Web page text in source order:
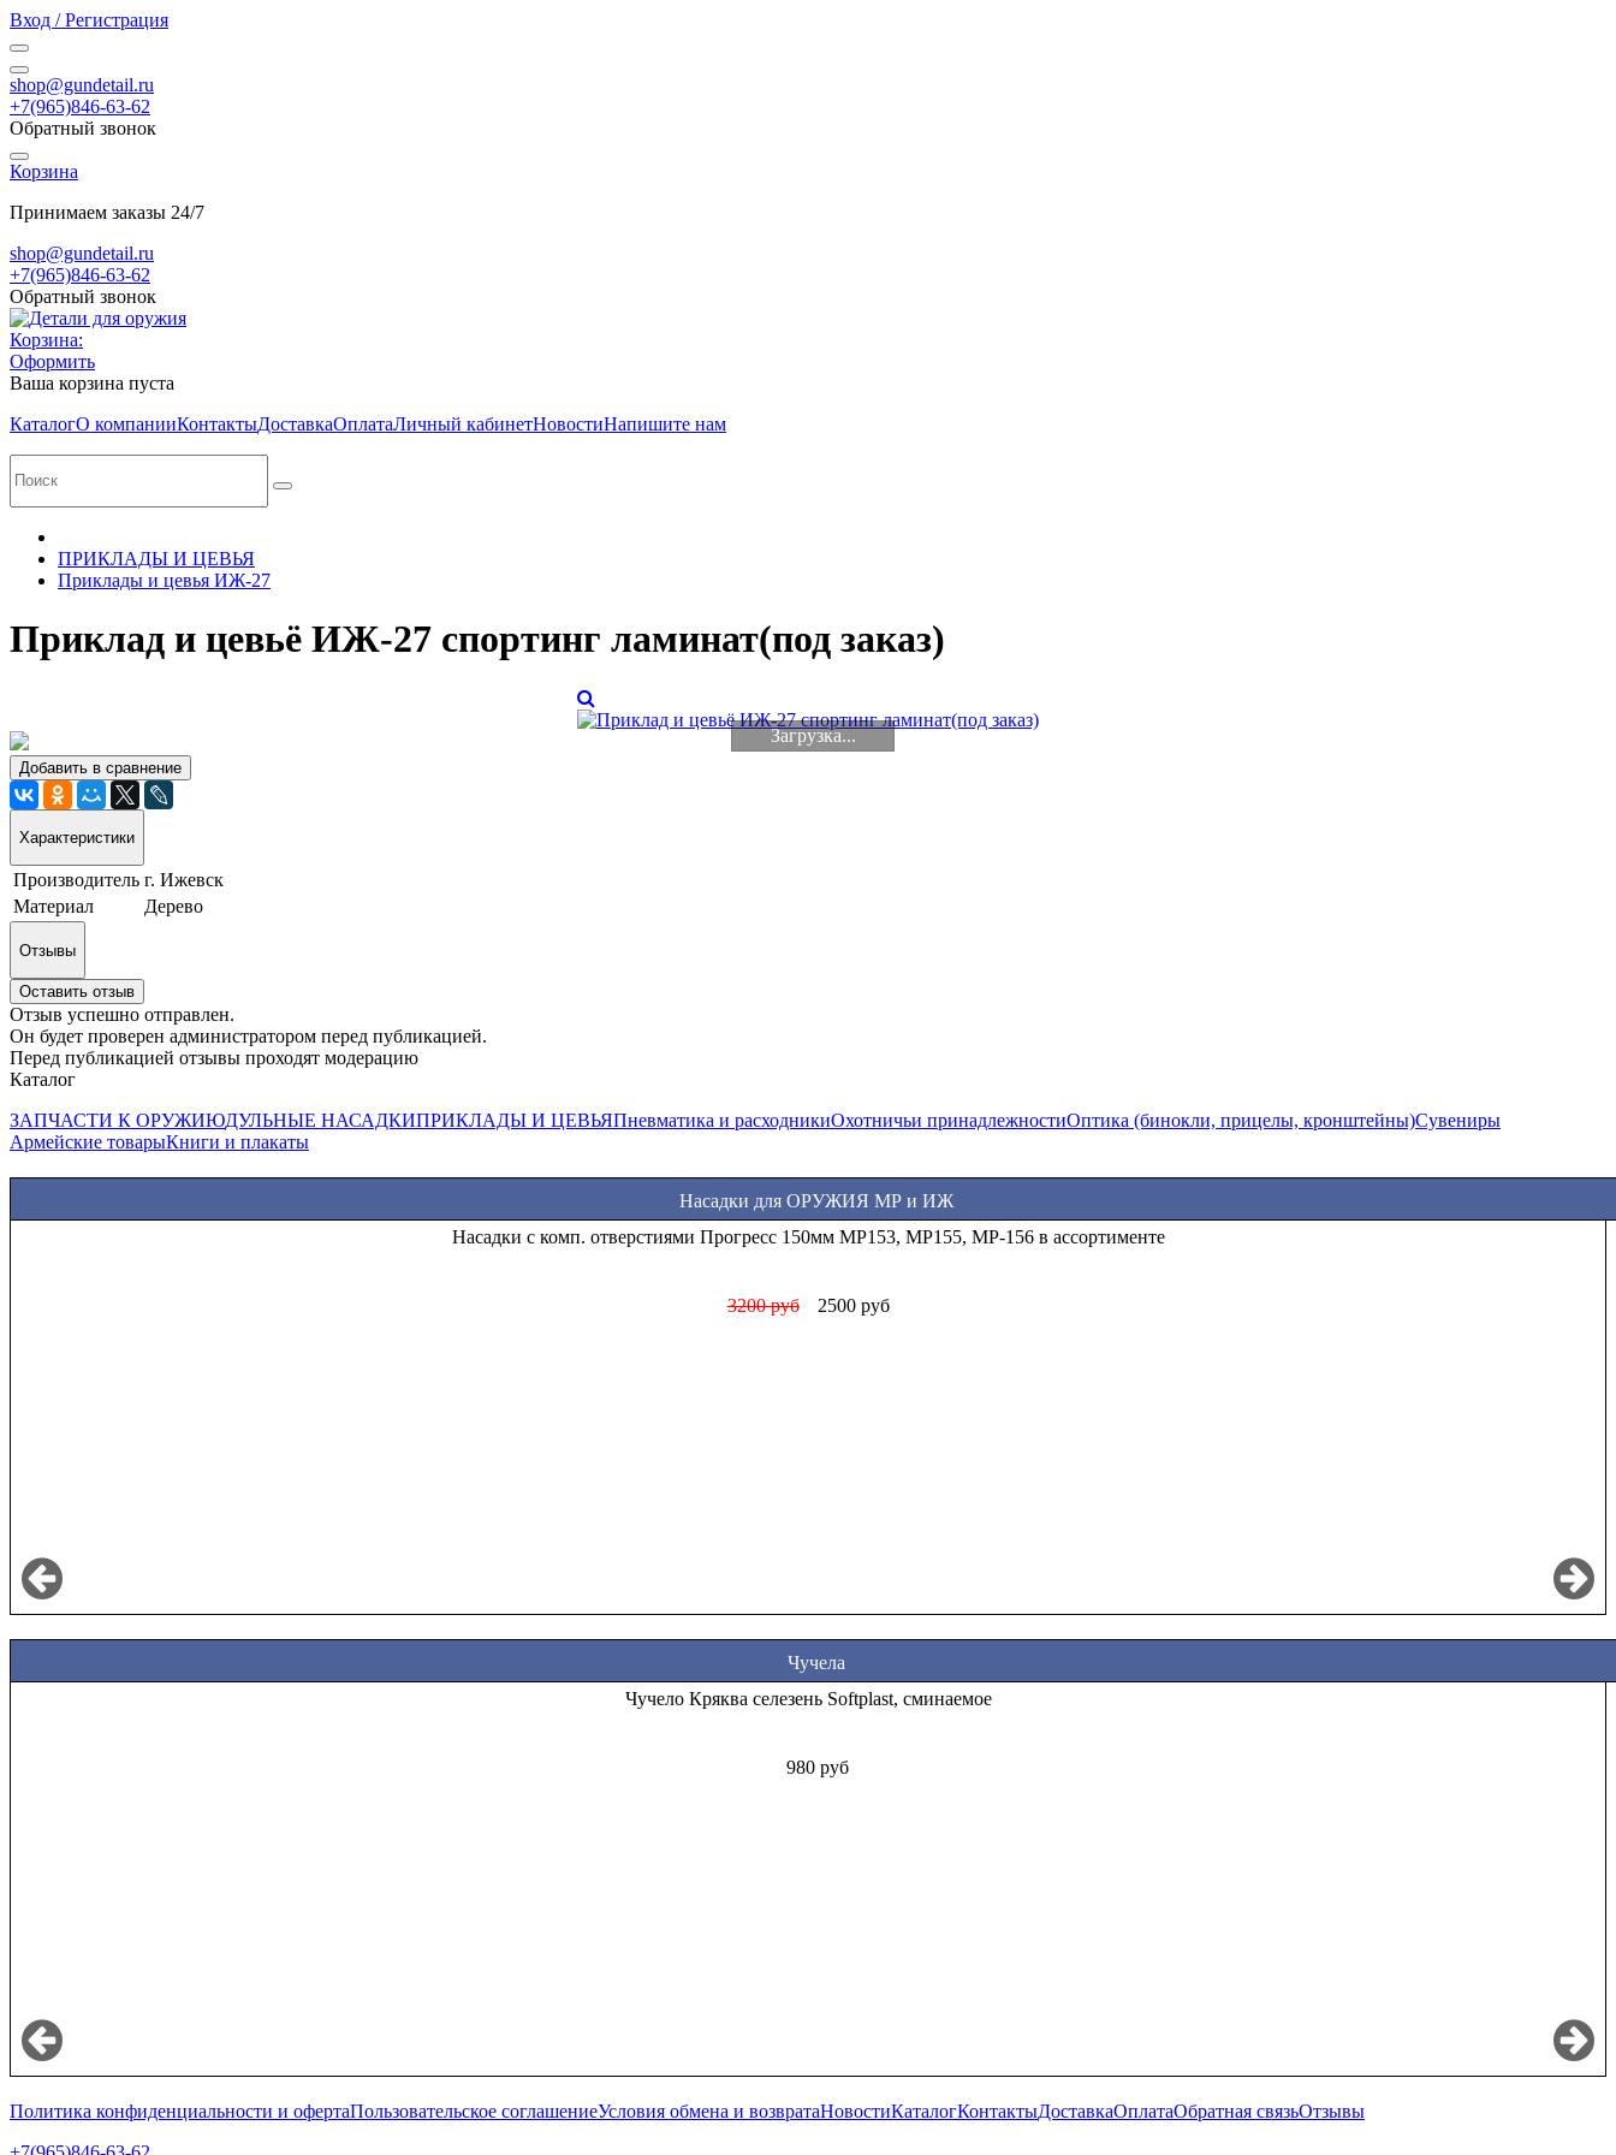
Вход / Регистрация
shop@gundetail.ru
+7(965)846-63-62
Обратный звонок
Корзина
Принимаем заказы 24/7
shop@gundetail.ru
+7(965)846-63-62
Обратный звонок
Корзина:
Оформить
Ваша корзина пуста
КаталогО компанииКонтактыДоставкаОплатаЛичный кабинетНовостиНапишите нам
ПРИКЛАДЫ И ЦЕВЬЯ
Приклады и цевья ИЖ-27
Приклад и цевьё ИЖ-27 спортинг ламинат(под заказ)
Загрузка...
Добавить в сравнение
Характеристики
Производитель г. Ижевск
Материал
Дерево
Отзывы
Оставить отзыв
Отзыв успешно отправлен.
Он будет проверен администратором перед публикацией.
Перед публикацией отзывы проходят модерацию
Каталог
ЗАПЧАСТИ К ОРУЖИЮДУЛЬНЫЕ НАСАДКИПРИКЛАДЫ И ЦЕВЬЯПневматика и расходникиОхотничьи принадлежностиОптика (бинокли, прицелы, кронштейны)Сувениры
Армейские товарыКниги и плакаты
Насадки для ОРУЖИЯ МР и ИЖ
Насадки с комп. отверстиями Прогресс 150мм МР153, МР155, МР-156 в ассортименте
3200 руб 2500 руб
Чучела
Чучело Кряква селезень Softplast, сминаемое
980 руб
Политика конфиденциальности и офертаПользовательское соглашениеУсловия обмена и возвратаНовостиКаталогКонтактыДоставкаОплатаОбратная связьОтзывы